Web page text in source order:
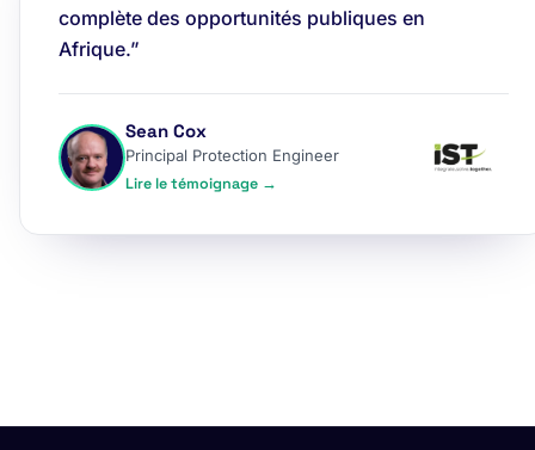
complète des opportunités publiques en
Afrique.”
Sean Cox
Principal Protection Engineer
Lire le témoignage →